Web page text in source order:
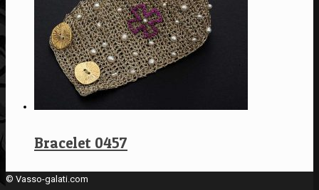
Bracelet 0457
© Vasso-galati.com